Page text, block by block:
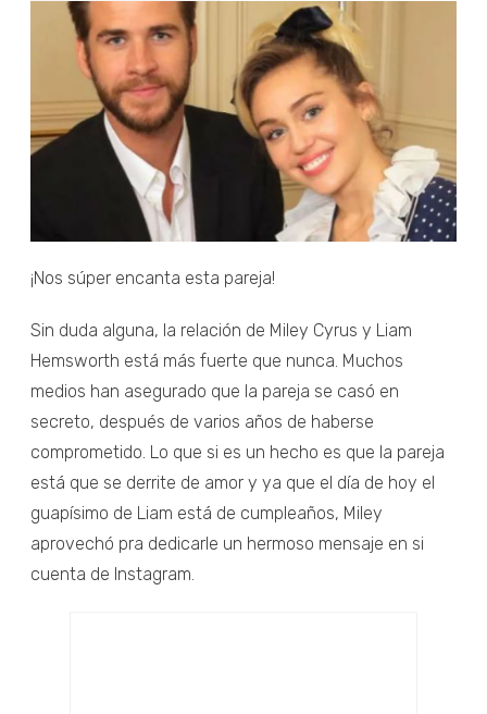
¡Nos súper encanta esta pareja!
Sin duda alguna, la relación de Miley Cyrus y Liam
Hemsworth está más fuerte que nunca. Muchos
medios han asegurado que la pareja se casó en
secreto, después de varios años de haberse
comprometido. Lo que si es un hecho es que la pareja
está que se derrite de amor y ya que el día de hoy el
guapísimo de Liam está de cumpleaños, Miley
aprovechó pra dedicarle un hermoso mensaje en si
cuenta de Instagram.